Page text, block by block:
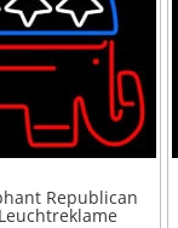
Republican